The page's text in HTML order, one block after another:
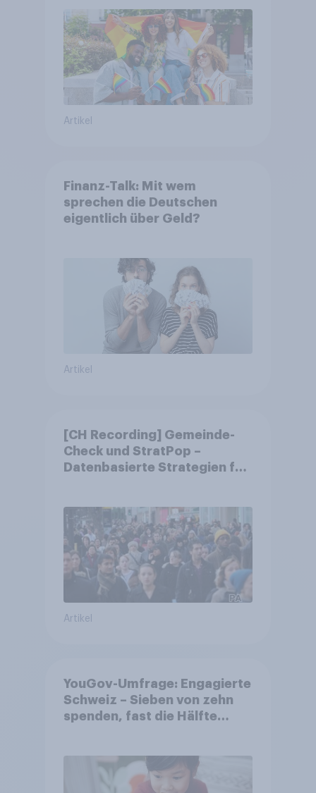
Artikel
Finanz-Talk: Mit wem
sprechen die Deutschen
eigentlich über Geld?
Artikel
[CH Recording] Gemeinde-
Check und StratPop –
Datenbasierte Strategien für
Artikel
YouGov-Umfrage: Engagierte
Schweiz – Sieben von zehn
spenden, fast die Hälfte